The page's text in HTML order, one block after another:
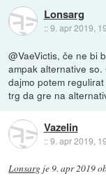
Lonsarg
::9. apr 2019,
@VaeVictis, če ne bi
ampak alternative
dajmo potem
trg da gre na
Vazelin
::9. apr 2019,
Lonsarg je9. apr 2019